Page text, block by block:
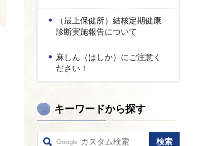
（最上保健所）結核定期健康
診断実施報告について
麻しん（はしか）にご注意く
ださい！
キーワードから探す